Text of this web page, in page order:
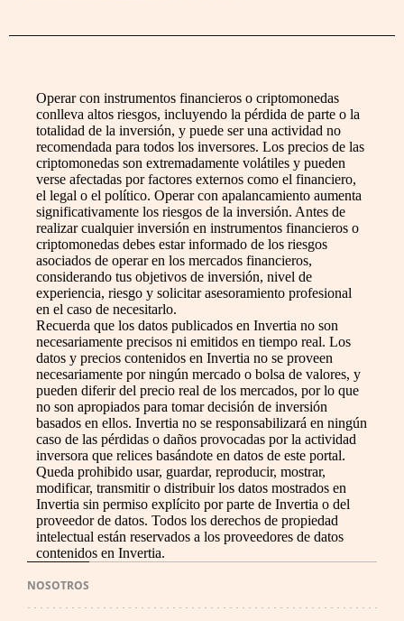
Operar con instrumentos financieros o criptomonedas
conlleva altos riesgos, incluyendo la pérdida de parte o la
totalidad de la inversión, y puede ser una actividad no
recomendada para todos los inversores. Los precios de las
criptomonedas son extremadamente volátiles y pueden
verse afectadas por factores externos como el financiero,
el legal o el político. Operar con apalancamiento aumenta
significativamente los riesgos de la inversión. Antes de
realizar cualquier inversión en instrumentos financieros o
criptomonedas debes estar informado de los riesgos
asociados de operar en los mercados financieros,
considerando tus objetivos de inversión, nivel de
experiencia, riesgo y solicitar asesoramiento profesional
en el caso de necesitarlo.
Recuerda que los datos publicados en Invertia no son
necesariamente precisos ni emitidos en tiempo real. Los
datos y precios contenidos en Invertia no se proveen
necesariamente por ningún mercado o bolsa de valores, y
pueden diferir del precio real de los mercados, por lo que
no son apropiados para tomar decisión de inversión
basados en ellos. Invertia no se responsabilizará en ningún
caso de las pérdidas o daños provocadas por la actividad
inversora que relices basándote en datos de este portal.
Queda prohibido usar, guardar, reproducir, mostrar,
modificar, transmitir o distribuir los datos mostrados en
Invertia sin permiso explícito por parte de Invertia o del
proveedor de datos. Todos los derechos de propiedad
intelectual están reservados a los proveedores de datos
contenidos en Invertia.
NOSOTROS